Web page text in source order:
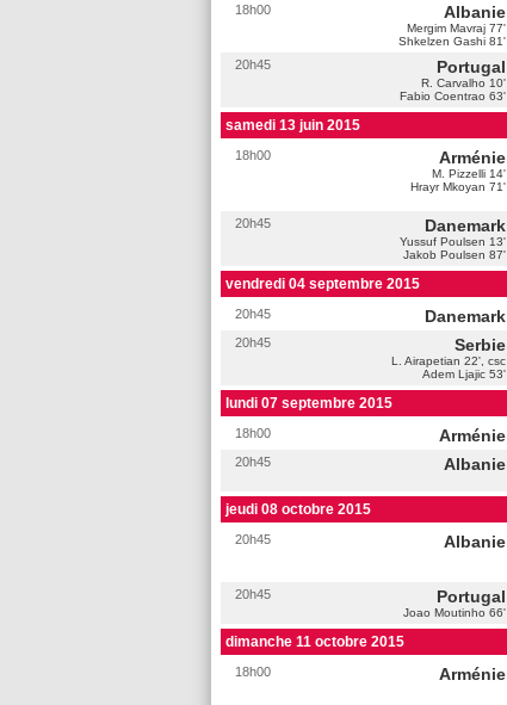
18h00 Albanie
Mergim Mavraj 77'
Shkelzen Gashi 81'
20h45 Portugal
R. Carvalho 10'
Fabio Coentrao 63'
samedi 13 juin 2015
18h00 Arménie
M. Pizzelli 14'
Hrayr Mkoyan 71'
20h45 Danemark
Yussuf Poulsen 13'
Jakob Poulsen 87'
vendredi 04 septembre 2015
20h45 Danemark
20h45 Serbie
L. Airapetian 22', csc
Adem Ljajic 53'
lundi 07 septembre 2015
18h00 Arménie
20h45 Albanie
jeudi 08 octobre 2015
20h45 Albanie
20h45 Portugal
Joao Moutinho 66'
dimanche 11 octobre 2015
18h00 Arménie